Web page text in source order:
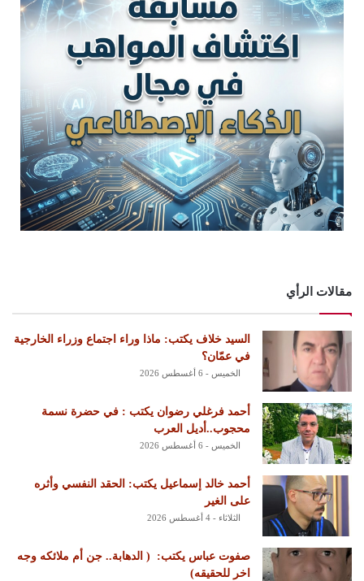
مقالات الرأي
السيد خلاف يكتب: ماذا وراء اجتماع وزراء الخارجية
في عمّان؟
الخميس - 6 أغسطس 2026
أحمد فرغلي رضوان يكتب : في حضرة نسمة
محجوب..أديل العرب
الخميس - 6 أغسطس 2026
أحمد خالد إسماعيل يكتب: الحقد النفسي وأثره
على الغير
الثلاثاء - 4 أغسطس 2026
‏صفوت عباس يكتب: ‏ ‏( الدهابة.. جن أم ملائكه وجه
اخر للحقيقه)